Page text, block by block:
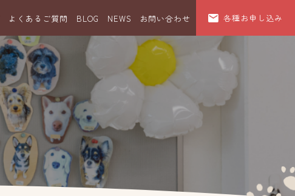
よくあるご質問 BLOG NEWS お問い合わせ 各種お申し込み